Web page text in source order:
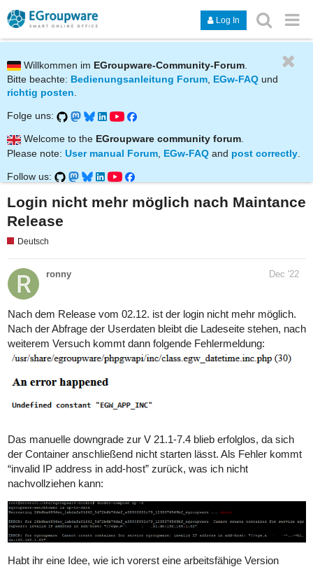
Log In
Willkommen im EGroupware-Community-Forum
Bitte beachte: Bedienungsanleitung Forum, EGw-FAQ und
richtig posten.
Folge uns:
Welcome to the EGroupware community forum.
Please note: User manual Forum EGw-FAQ and post correctly
Follow us:
Login nicht mehr möglich nach Maintance
Release
Deutsch
ronny Dec '22
Nach dem Release vom 02.12. ist der login nicht mehr möglich.
Nach der Abfrage der Userdaten bleibt die Ladeseite stehen, nach
weiterem Versuch kommt dann folgende Fehlermeldung:
Das manuelle downgrade zur V 21.1-7.4 blieb erfolglos, da sich
der Container anschließend nicht starten lässt. Als Fehler kommt
“invalid IP address in add-host” zurück, was ich nicht
nachvollziehen kann:
Habt ihr eine Idee, wie ich vorerst eine arbeitsfähige Version